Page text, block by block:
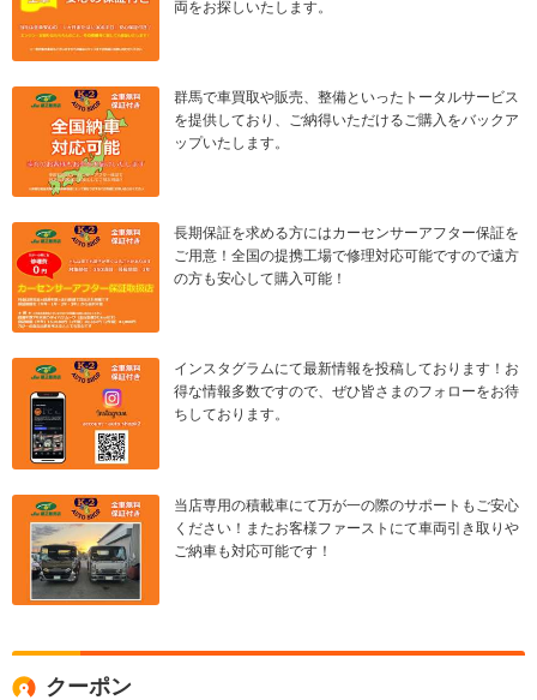
両をお探しいたします。
群馬で車買取や販売、整備といったトータルサービス
を提供しており、ご納得いただけるご購入をバックア
ップいたします。
長期保証を求める方にはカーセンサーアフター保証を
ご用意！全国の提携工場で修理対応可能ですので遠方
の方も安心して購入可能！
インスタグラムにて最新情報を投稿しております！お
得な情報多数ですので、ぜひ皆さまのフォローをお待
ちしております。
当店専用の積載車にて万が一の際のサポートもご安心
ください！またお客様ファーストにて車両引き取りや
ご納車も対応可能です！
クーポン